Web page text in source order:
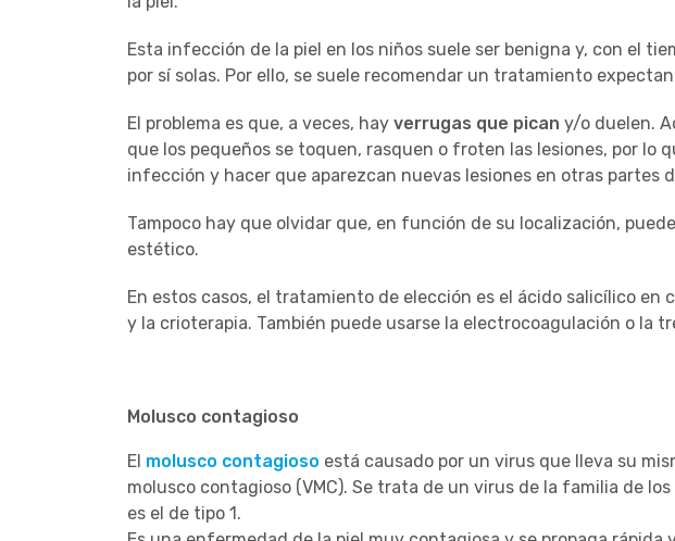
Esta infección de la piel en los niños suele ser benigna y, con el
por sí solas. Por ello, se suele recomendar un tratamiento
El problema es que, a veces, hay verrugas que pican y/o duelen.
que los pequeños se toquen, rasquen o froten las lesiones, por lo
infección y hacer que aparezcan nuevas lesiones en otras partes
Tampoco hay que olvidar que, en función de su localización,
estético.
En estos casos, el tratamiento de elección es el ácido salicílico en
y la crioterapia. También puede usarse la electrocoagulación o la
Molusco contagioso
El molusco contagioso está causado por un virus que lleva su
molusco contagioso (VMC). Se trata de un virus de la familia de
es el de tipo 1.